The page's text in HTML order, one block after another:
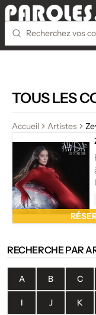
TOUS LES
Accueil Artistes
RECHERCHE PAR
A B C
I J K